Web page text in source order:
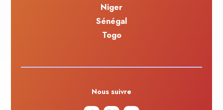
Niger
Sénégal
Togo
Nous suivre